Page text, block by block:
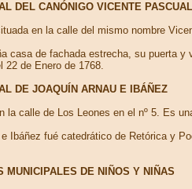
DEL CANÓNIGO VICENTE
en la calle del mismo nombre
casa de fachada estrecha, su puerta
22 de Enero de 1768.
DE JOAQUÍN ARNAU E IBÁÑEZ
la calle de Los Leones en el nº 5. Es
Ibáñez fué catedrático de Retórica y
MUNICIPALES DE NIÑOS Y NIÑAS